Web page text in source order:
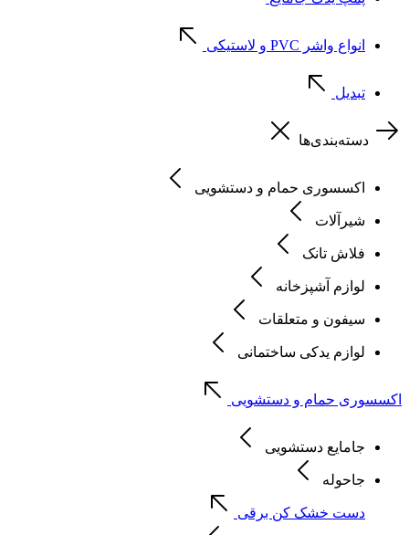
انواع واشر PVC و لاستیکی
تبدیل
دسته‌بندی‌ها
اکسسوری حمام و دستشویی
شیرآلات
فلاش تانک
لوازم آشپزخانه
سیفون و متعلقات
لوازم یدکی ساختمانی
اکسسوری حمام و دستشویی
جامایع دستشویی
جاحوله
دست خشک کن برقی